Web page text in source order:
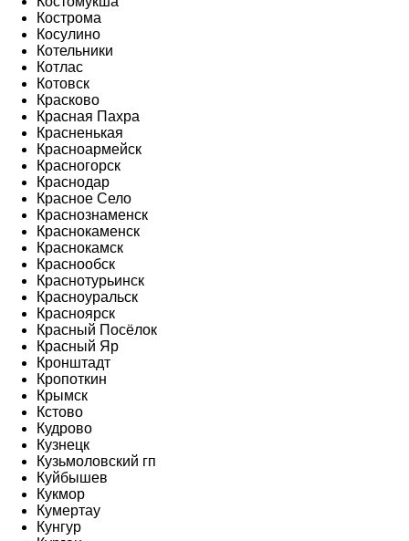
Кострома
Косулино
Котельники
Котлас
Котовск
Красково
Красная Пахра
Красненькая
Красноармейск
Красногорск
Краснодар
Красное Село
Краснознаменск
Краснокаменск
Краснокамск
Краснообск
Краснотурьинск
Красноуральск
Красноярск
Красный Посёлок
Красный Яр
Кронштадт
Кропоткин
Крымск
Кстово
Кудрово
Кузнецк
Кузьмоловский гп
Куйбышев
Кукмор
Кумертау
Кунгур